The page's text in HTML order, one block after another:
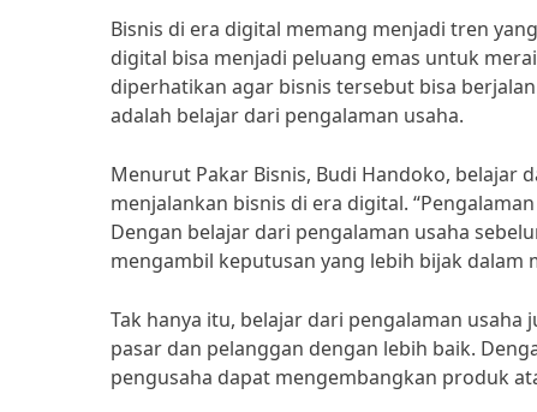
Bisnis di era digital memang menjadi tren
digital bisa menjadi peluang emas untuk
diperhatikan agar bisnis tersebut bisa
adalah belajar dari pengalaman usaha.
Menurut Pakar Bisnis, Budi Handoko, belajar
menjalankan bisnis di era digital.
Dengan belajar dari pengalaman usaha
mengambil keputusan yang lebih bijak dalam
Tak hanya itu, belajar dari pengalaman
pasar dan pelanggan dengan lebih baik.
pengusaha dapat mengembangkan produk